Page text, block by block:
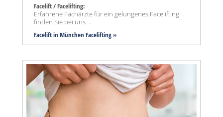
Facelift / Facelifting:
Erfahrene Fachärzte für ein gelungenes Facelifting
finden Sie bei uns ...
Facelift in München Facelifting »